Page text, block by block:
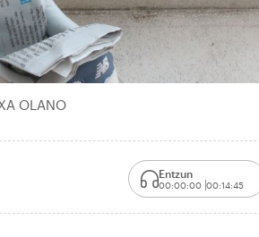
OLANO
Entzun
00:00:00 00:14:45